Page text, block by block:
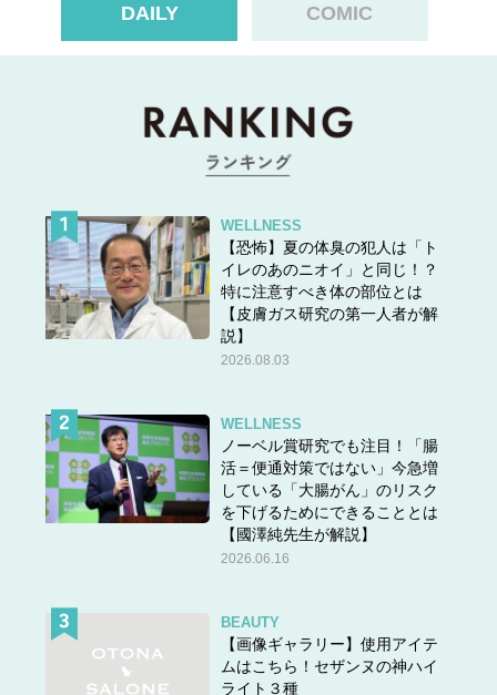
DAILY COMIC
WELLNESS
【恐怖】夏の体臭の犯人は「ト
イレのあのニオイ」と同じ！？
特に注意すべき体の部位とは
【皮膚ガス研究の第一人者が解
説】
2026.08.03
WELLNESS
ノーベル賞研究でも注目！「腸
活＝便通対策ではない」今急増
している「大腸がん」のリスク
を下げるためにできることとは
【國澤純先生が解説】
2026.06.16
BEAUTY
【画像ギャラリー】使用アイテ
ムはこちら！セザンヌの神ハイ
ライト３種